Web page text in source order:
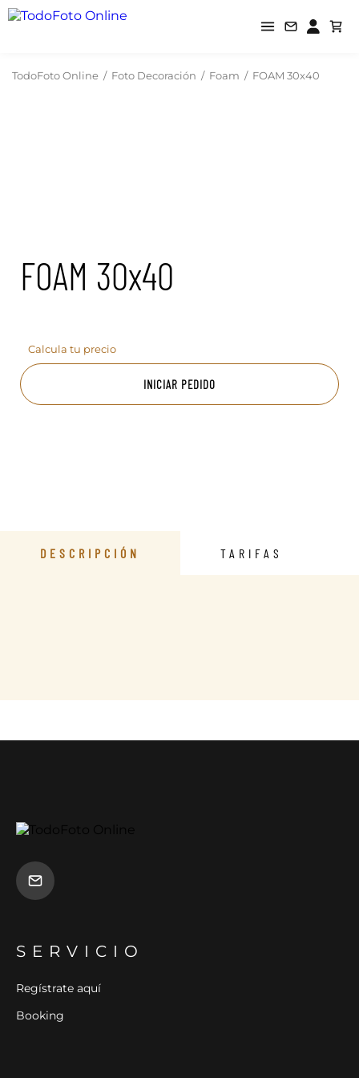
TodoFoto Online / Foto Decoración / Foam / FOAM 30x40
FOAM 30x40
Calcula tu precio
INICIAR PEDIDO
DESCRIPCIÓN TARIFAS
SERVICIO
Regístrate aquí
Booking